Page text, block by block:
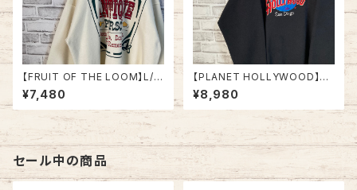
【FRUIT OF THE LOOM】L/S
Sweat XL 90s Made in US
A アート系 スウェット トレーナ
ー USA製 アートワーク セリフ
1993 アメリカ USA 古着
¥7,480
【PLANET HOLLYWOOD】L/
S Sweatshirt XL 90s Made
in USA “San Diego” vintag
e プラネットハリウッド スウェッ
ト トレーナー 企業モノ スーベニ
ア お土産モノサンディエゴ USA
製 アメリカ USA 古着
¥8,980
セール中の商品